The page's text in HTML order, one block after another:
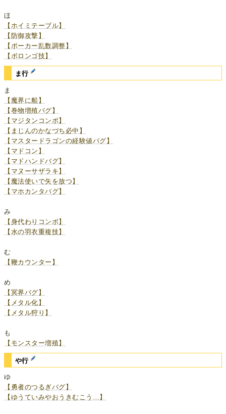
ほ
【ホイミテーブル】
【防御攻撃】
【ポーカー乱数調整】
【ボロンゴ技】
ま行
ま
【魔界に船】
【巻物増殖バグ】
【マジタンコンボ】
【まじんのかなづち必中】
【マスタードラゴンの経験値バグ】
【マドコン】
【マドハンドバグ】
【マヌーサザラキ】
【魔法使いで矢を放つ】
【マホカンタバグ】
み
【身代わりコンボ】
【水の羽衣重複技】
む
【鞭カウンター】
め
【冥界バグ】
【メタル化】
【メタル狩り】
も
【モンスター増殖】
や行
ゆ
【勇者のつるぎバグ】
【ゆうていみやおうきむこう…】